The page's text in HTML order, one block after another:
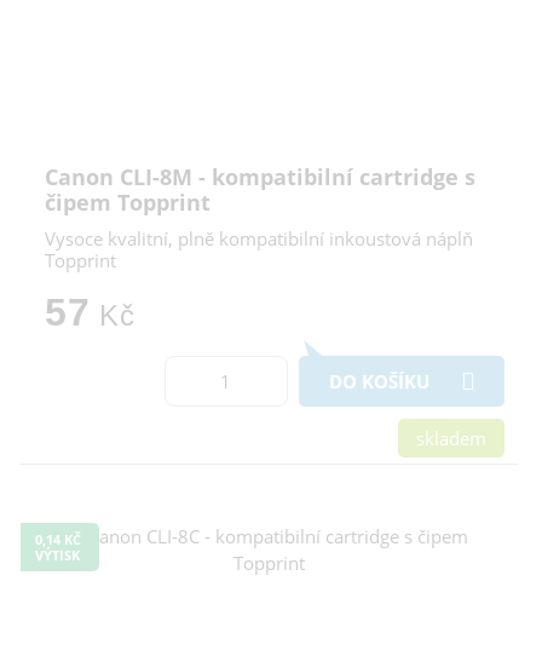
Canon CLI-8M - kompatibilní cartridge s
čipem Topprint
Vysoce kvalitní, plně kompatibilní inkoustová náplň
Topprint
57 Kč
DO KOŠÍKU
skladem
0,14 KČ
VÝTISK